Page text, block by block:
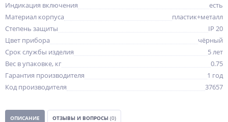
Индикация включения
есть
Материал корпуса
пластик+металл
Степень защиты
IP 20
Цвет прибора
чёрный
Срок службы изделия
5 лет
Вес в упаковке, кг
0.75
Гарантия производителя
1 год
Код производителя
37657
ОПИСАНИЕ ОТЗЫВЫ И ВОПРОСЫ (0)